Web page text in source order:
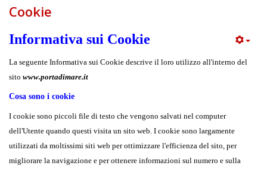
Cookie
Informativa sui Cookie
La seguente Informativa sui Cookie descrive il loro utilizzo all'interno del
sito www.portadimare.it
Cosa sono i cookie
I cookie sono piccoli file di testo che vengono salvati nel computer
dell'Utente quando questi visita un sito web. I cookie sono largamente
utilizzati da moltissimi siti web per ottimizzare l'efficienza del sito, per
migliorare la navigazione e per ottenere informazioni sul numero e sulla